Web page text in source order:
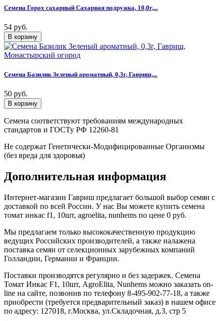
Семена Горох сахарный Сахарная подружка, 10,0г,...
54 руб.
Семена Базилик Зеленый ароматный, 0,3г, Гавриш,...
50 руб.
Семена соответствуют требованиям международных
стандартов и ГОСТу РФ 12260-81
Не содержат Генетически-Модифицированные Организмы
(без вреда для здоровья)
Дополнительная информация
Интернет-магазин Гавриш предлагает большой выбор семян с
доставкой по всей России. У нас Вы можете купить семена
томат инкас f1, 10шт, agroelita, nunhems по цене 0 руб.
Мы предлагаем только высококачественную продукцию
ведущих Российских производителей, а также налажена
поставка семян от селекционных зарубежных компаний
Голландии, Германии и Франции.
Поставки производятся регулярно и без задержек. Семена
Томат Инкас F1, 10шт, AgroElita, Nunhems можно заказать on-
line на сайте, позвонив по телефону 8-495-902-77-18, а также
приобрести (требуется предварительный заказ) в нашем офисе
по адресу: 127018, г.Москва, ул.Складочная, д.3, стр 5